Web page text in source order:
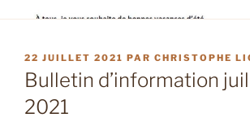
PUBLIÉ
LE
22 JUILLET 2021 PAR CHRISTOPHE
Bulletin d’information
2021